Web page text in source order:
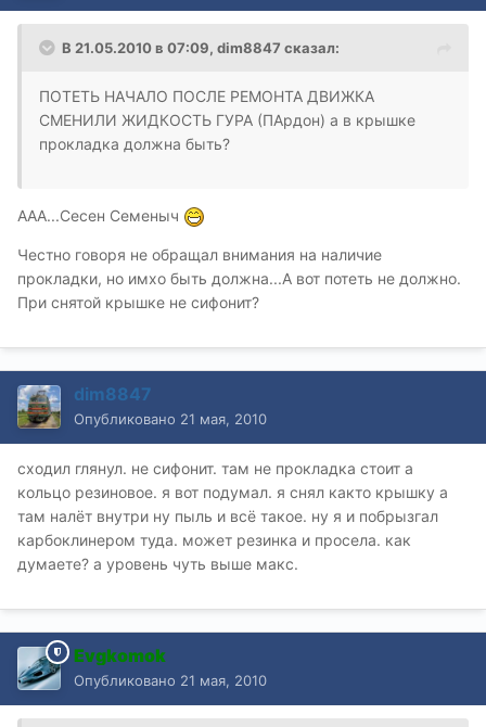
В 21.05.2010 в 07:09, dim8847 сказал:
ПОТЕТЬ НАЧАЛО ПОСЛЕ РЕМОНТА ДВИЖКА
СМЕНИЛИ ЖИДКОСТЬ ГУРА (ПАрдон) а в крышке
прокладка должна быть?
ААА...Сесен Семеныч
Честно говоря не обращал внимания на наличие
прокладки, но имхо быть должна...А вот потеть не должно.
При снятой крышке не сифонит?
dim8847
Опубликовано 21 мая, 2010
сходил глянул. не сифонит. там не прокладка стоит а
кольцо резиновое. я вот подумал. я снял както крышку а
там налёт внутри ну пыль и всё такое. ну я и побрызгал
карбоклинером туда. может резинка и просела. как
думаете? а уровень чуть выше макс.
Evgkomok
Опубликовано 21 мая, 2010